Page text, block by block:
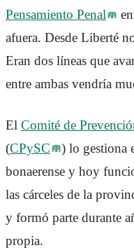
Pensamiento Penal
afuera. Desde Liberté
Eran dos líneas que
entre ambas vendría
El Comité de
(CPySC
) lo gestiona
bonaerense y hoy
las cárceles de la
y formó parte durante
propia.